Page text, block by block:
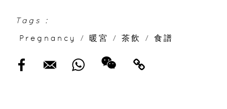
Tags :
Pregnancy
/ 暖宮 / 茶飲 / 食譜